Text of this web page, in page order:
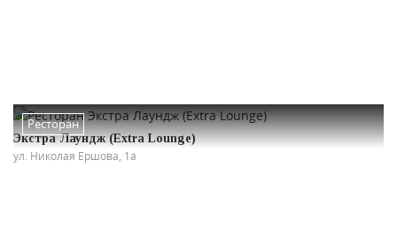
Ресторан
Экстра Лаундж (Extra Lounge)
ул. Николая Ершова, 1а